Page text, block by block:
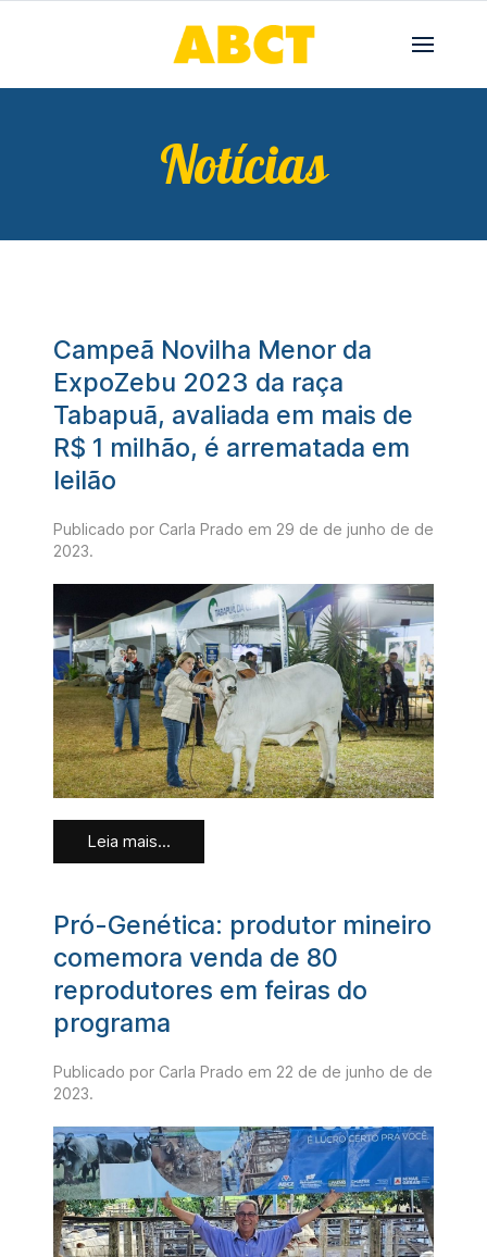
Notícias
Campeã Novilha Menor da
ExpoZebu 2023 da raça
Tabapuã, avaliada em mais de
R$ 1 milhão, é arrematada em
leilão
Publicado por Carla Prado em 29 de de junho de de
2023.
Leia mais...
Pró-Genética: produtor mineiro
comemora venda de 80
reprodutores em feiras do
programa
Publicado por Carla Prado em 22 de de junho de de
2023.